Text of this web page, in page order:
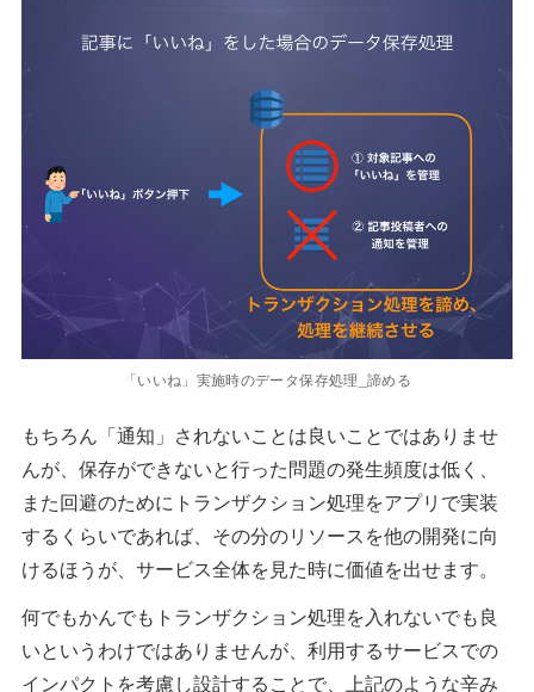
「いいね」実施時のデータ保存処理_諦める
もちろん「通知」されないことは良いことではありませ
んが、保存ができないと行った問題の発生頻度は低く、
また回避のためにトランザクション処理をアプリで実装
するくらいであれば、その分のリソースを他の開発に向
けるほうが、サービス全体を見た時に価値を出せます。
何でもかんでもトランザクション処理を入れないでも良
いというわけではありませんが、利用するサービスでの
インパクトを考慮し設計することで、上記のような辛み